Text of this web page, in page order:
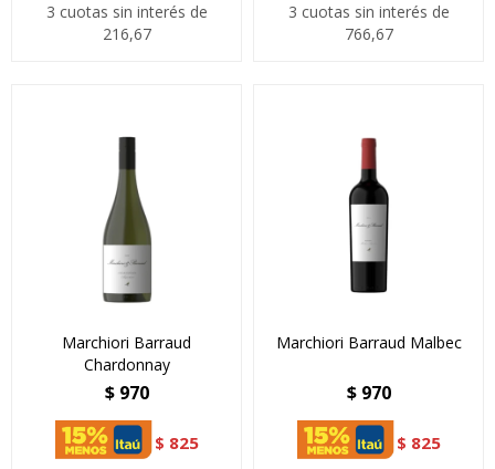
3 cuotas sin interés de
216,67
3 cuotas sin interés de
766,67
Marchiori Barraud
Chardonnay
$ 970
$ 825
Marchiori Barraud Malbec
$ 970
$ 825